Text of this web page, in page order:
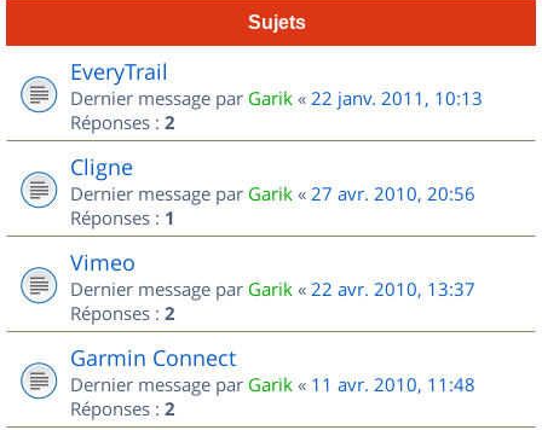
Sujets
EveryTrail
Dernier message par Garik « 22 janv. 2011, 10:13
Réponses : 2
Cligne
Dernier message par Garik « 27 avr. 2010, 20:56
Réponses : 1
Vimeo
Dernier message par Garik « 22 avr. 2010, 13:37
Réponses : 2
Garmin Connect
Dernier message par Garik « 11 avr. 2010, 11:48
Réponses : 2